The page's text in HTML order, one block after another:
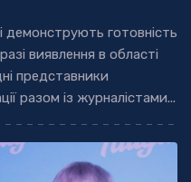
демонструють готовність
виявлення в області
представники
разом із журналістами...